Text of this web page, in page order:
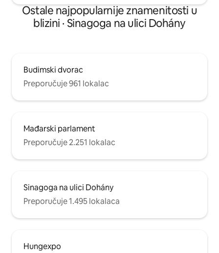
moderan, ali zgrada nije renovirana i
nema DIZALA, slično kao i mnoge
zgrade u centru Budimpešte koje spajaju
Ostale najpopularnije znamenitosti u
blizini · Sinagoga na ulici Dohány
Budimski dvorac
Preporučuje 961 lokalac
Mađarski parlament
Preporučuje 2.251 lokalac
Sinagoga na ulici Dohány
Preporučuje 1.495 lokalaca
Hungexpo